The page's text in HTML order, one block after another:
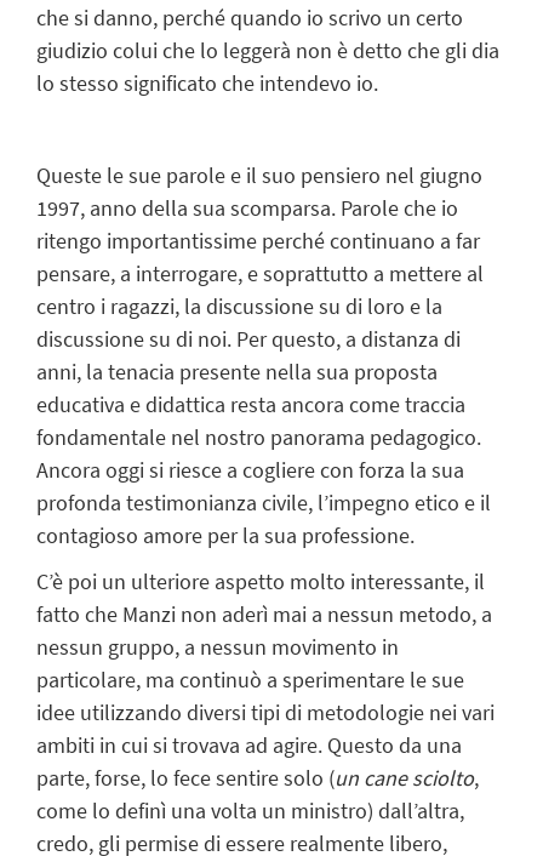
che si danno, perché quando io scrivo un certo
giudizio colui che lo leggerà non è detto che gli dia
lo stesso significato che intendevo io.
Queste le sue parole e il suo pensiero nel giugno
1997, anno della sua scomparsa. Parole che io
ritengo importantissime perché continuano a far
pensare, a interrogare, e soprattutto a mettere al
centro i ragazzi, la discussione su di loro e la
discussione su di noi. Per questo, a distanza di
anni, la tenacia presente nella sua proposta
educativa e didattica resta ancora come traccia
fondamentale nel nostro panorama pedagogico.
Ancora oggi si riesce a cogliere con forza la sua
profonda testimonianza civile, l’impegno etico e il
contagioso amore per la sua professione.
C’è poi un ulteriore aspetto molto interessante, il
fatto che Manzi non aderì mai a nessun metodo, a
nessun gruppo, a nessun movimento in
particolare, ma continuò a sperimentare le sue
idee utilizzando diversi tipi di metodologie nei vari
ambiti in cui si trovava ad agire. Questo da una
parte, forse, lo fece sentire solo (un cane sciolto,
come lo definì una volta un ministro) dall’altra,
credo, gli permise di essere realmente libero,